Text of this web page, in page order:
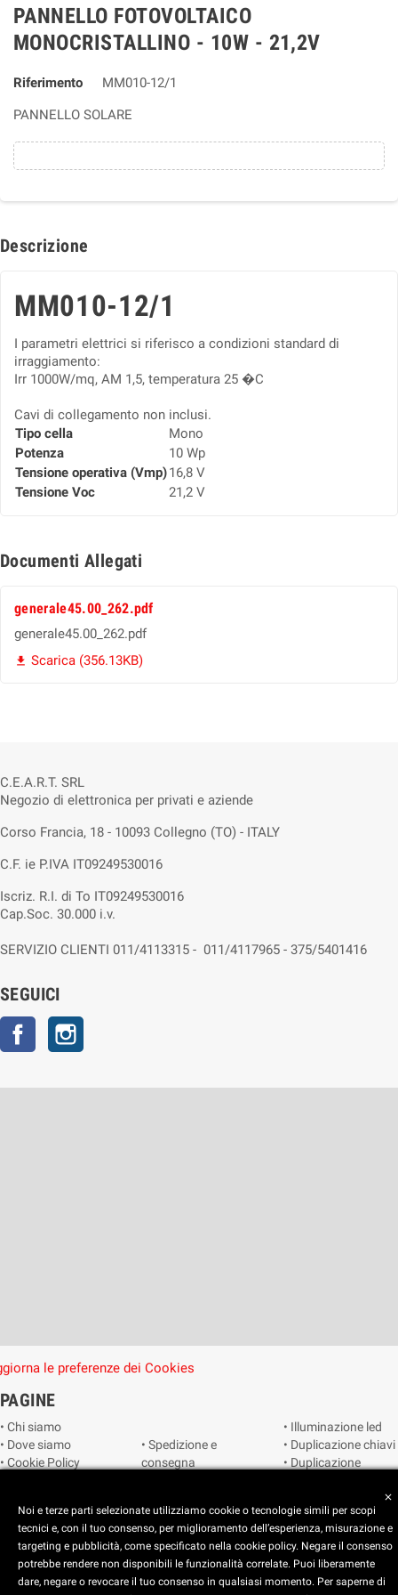
PANNELLO FOTOVOLTAICO
MONOCRISTALLINO - 10W - 21,2V
Riferimento
MM010-12/1
PANNELLO SOLARE
Descrizione
MM010-12/1
I parametri elettrici si riferisco a condizioni standard di
irraggiamento:
Irr 1000W/mq, AM 1,5, temperatura 25 �C
Cavi di collegamento non inclusi.
Tipo cella
Mono
Potenza
10 Wp
Tensione operativa (Vmp)16,8 V
Tensione Voc
21,2 V
Documenti Allegati
generale45.00_262.pdf
generale45.00_262.pdf
 Scarica (356.13KB)
C.E.A.R.T. SRL
Negozio di elettronica per privati e aziende
Corso Francia, 18 - 10093 Collegno (TO) - ITALY
C.F. ie P.IVA IT09249530016
Iscriz. R.I. di To IT09249530016
Cap.Soc. 30.000 i.v.
SERVIZIO CLIENTI 011/4113315 - 011/4117965 - 375/5401416
SEGUICI
Facebook
le preferenze dei Cookies
PAGINE
• Chi siamo
• Dove siamo
• Cookie Policy
preferenze dei
cookie
• Spedizione e
consegna
• Catalogo
• Illuminazione led
• Duplicazione chiavi
• Duplicazione
• Smart home
• Video sorveglianza
Copyright © 2025 CEART | Negozio di elettronica Torino
close
Noi e terze parti selezionate utilizziamo cookie o tecnologie simili per scopi
tecnici e, con il tuo consenso, per miglioramento dell’esperienza, misurazione e
targeting e pubblicità, come specificato nella cookie policy. Negare il consenso
potrebbe rendere non disponibili le funzionalità correlate. Puoi liberamente
dare, negare o revocare il tuo consenso in qualsiasi momento. Per saperne di